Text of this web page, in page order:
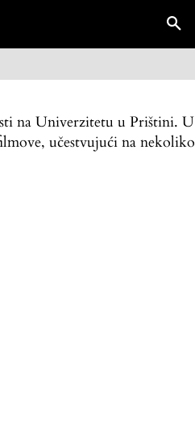
na Univerzitetu u Prištini. U
učestvujući na nekoliko